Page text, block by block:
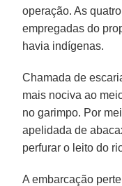
operação. As
empregadas do
havia indígenas.
Chamada de
mais nociva ao
no garimpo. Por
apelidada de
perfurar o leito do
A embarcação